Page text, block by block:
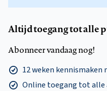
Altijd toegang tot alle
Abonneer vandaag nog!
12 weken kennismaken
Online toegang tot